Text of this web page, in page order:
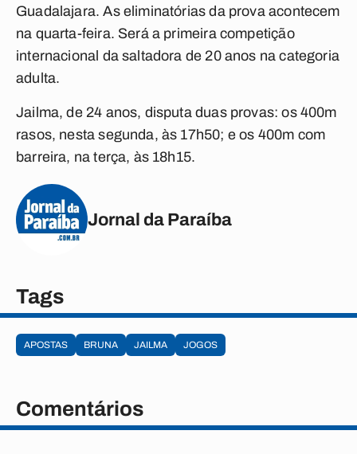
Guadalajara. As eliminatórias da prova acontecem
na quarta-feira. Será a primeira competição
internacional da saltadora de 20 anos na categoria
adulta.
Jailma, de 24 anos, disputa duas provas: os 400m
rasos, nesta segunda, às 17h50; e os 400m com
barreira, na terça, às 18h15.
Jornal da Paraíba
Tags
APOSTAS BRUNA JAILMA JOGOS
Comentários